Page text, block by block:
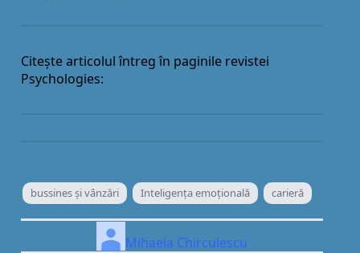
Citește articolul întreg în paginile revistei
Psychologies:
bussines și vânzări Inteligenţa emoţională carieră
Mihaela Chirculescu